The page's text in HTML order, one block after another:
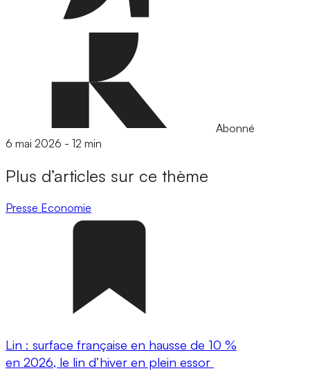
Abonné
6 mai 2026 - 12 min
Plus d’articles sur ce thème
Presse Economie
Lin : surface française en hausse de 10 %
en 2026, le lin d’hiver en plein essor